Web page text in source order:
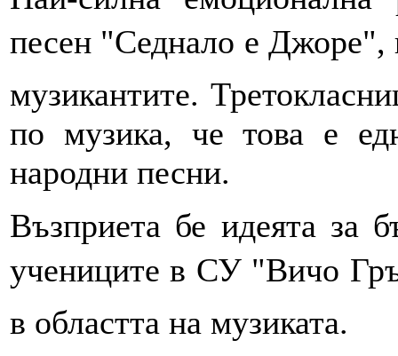
песен "Седнало е
музикантите.
по музика, че това е
народни песни.
Възприета бе идеята за
учениците в СУ "Вичо
в областта на музиката.